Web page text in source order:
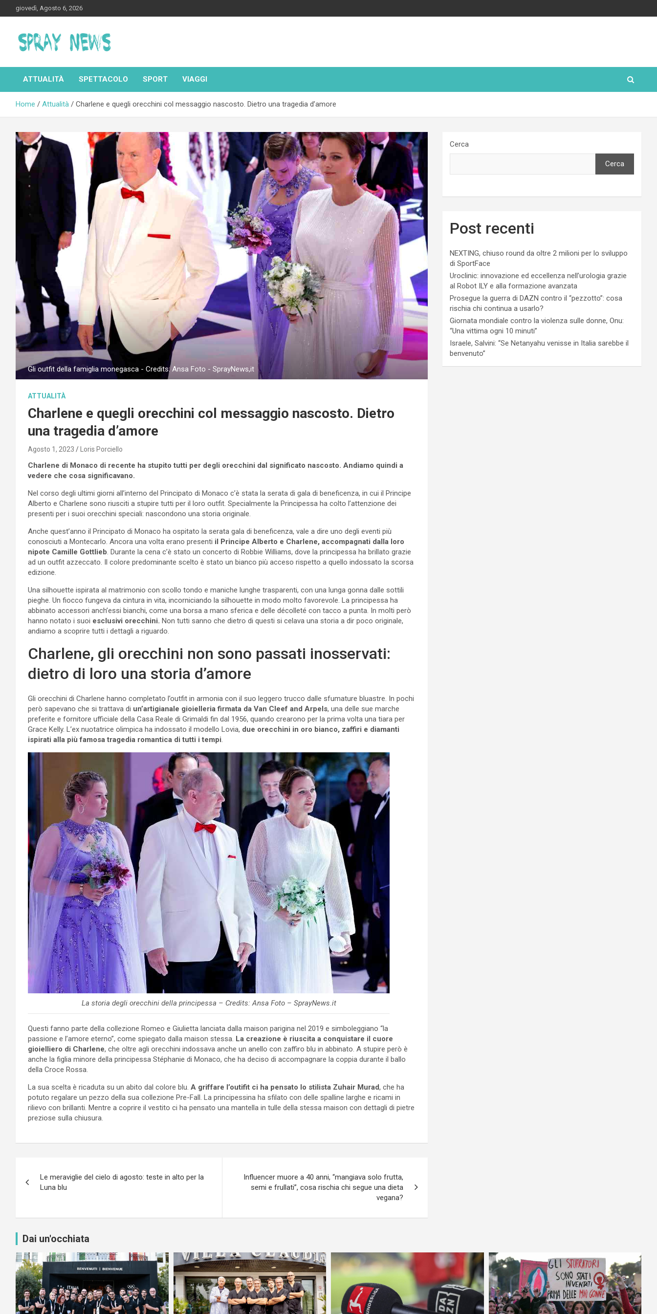
to
giovedì, Agosto 6, 2026
Spraynews.it
ATTUALITÀ SPETTACOLO SPORT VIAGGI
Home Attualità Charlene e quegli orecchini col messaggio nascosto. Dietro una tragedia d’amore
Gli outfit della famiglia monegasca - Credits: Ansa Foto - SprayNews,it
ATTUALITÀ
Charlene e quegli orecchini col messaggio nascosto. Dietro
una tragedia d’amore
Agosto 1, 2023 Loris Porciello
Charlene di Monaco di recente ha stupito tutti per degli orecchini dal significato nascosto. Andiamo quindi a
vedere che cosa significavano.
Nel corso degli ultimi giorni all’interno del Principato di Monaco c’è stata la serata di gala di beneficenza, in cui il Principe
Alberto e Charlene sono riusciti a stupire tutti per il loro outfit. Specialmente la Principessa ha colto l’attenzione dei
presenti per i suoi orecchini speciali: nascondono una storia originale.
Anche quest’anno il Principato di Monaco ha ospitato la serata gala di beneficenza, vale a dire uno degli eventi più
conosciuti a Montecarlo. Ancora una volta erano presenti il Principe Alberto e Charlene, accompagnati dalla loro
nipote Camille Gottlieb . Durante la cena c’è stato un concerto di Robbie Williams, dove la principessa ha brillato grazie
ad un outfit azzeccato. Il colore predominante scelto è stato un bianco più acceso rispetto a quello indossato la scorsa
edizione.
Una silhouette ispirata al matrimonio con scollo tondo e maniche lunghe trasparenti, con una lunga gonna dalle sottili
pieghe. Un fiocco fungeva da cintura in vita, incorniciando la silhouette in modo molto favorevole. La principessa ha
abbinato accessori anch’essi bianchi, come una borsa a mano sferica e delle décolleté con tacco a punta. In molti però
hanno notato i suoi esclusivi orecchini. Non tutti sanno che dietro di questi si celava una storia a dir poco originale,
andiamo a scoprire tutti i dettagli a riguardo.
Charlene, gli orecchini non sono passati inosservati:
dietro di loro una storia d’amore
Gli orecchini di Charlene hanno completato l’outfit in armonia con il suo leggero trucco dalle sfumature bluastre. In pochi
però sapevano che si trattava di un’artigianale gioielleria firmata da Van Cleef and Arpels, una delle sue marche
preferite e fornitore ufficiale della Casa Reale di Grimaldi fin dal 1956, quando crearono per la prima volta una tiara per
Grace Kelly. L’ex nuotatrice olimpica ha indossato il modello Lovia, due orecchini in oro bianco, zaffiri e diamanti
ispirati alla più famosa tragedia romantica di tutti i tempi
La storia degli orecchini della principessa – Credits: Ansa Foto – SprayNews.it
Questi fanno parte della collezione Romeo e Giulietta lanciata dalla maison parigina nel 2019 e simboleggiano “la
passione e l’amore eterno”, come spiegato dalla maison stessa. La creazione è riuscita a conquistare il cuore
gioielliero di Charlene, che oltre agli orecchini indossava anche un anello con zaffiro blu in abbinato. A stupire però è
anche la figlia minore della principessa Stéphanie di Monaco, che ha deciso di accompagnare la coppia durante il ballo
della Croce Rossa.
La sua scelta è ricaduta su un abito dal colore blu. A griffare l’outifit ci ha pensato lo stilista Zuhair Murad, che ha
potuto regalare un pezzo della sua collezione Pre-Fall. La principessina ha sfilato con delle spalline larghe e ricami in
rilievo con brillanti. Mentre a coprire il vestito ci ha pensato una mantella in tulle della stessa maison con dettagli di pietre
preziose sulla chiusura.
articoli
Le meraviglie del cielo di agosto: teste in alto per la
Luna blu
Influencer muore a 40 anni, “mangiava solo frutta,
semi e frullati”, cosa rischia chi segue una dieta
vegana?
Cerca
Cerca
Post recenti
NEXTING, chiuso round da oltre 2 milioni per lo sviluppo
di SportFace
Uroclinic: innovazione ed eccellenza nell’urologia grazie
al Robot ILY e alla formazione avanzata
Prosegue la guerra di DAZN contro il “pezzotto”: cosa
rischia chi continua a usarlo?
Giornata mondiale contro la violenza sulle donne, Onu:
“Una vittima ogni 10 minuti”
Israele, Salvini: “Se Netanyahu venisse in Italia sarebbe il
benvenuto”
Dai un'occhiata